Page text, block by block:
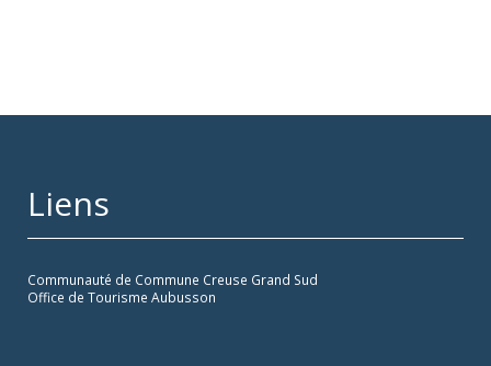
Liens
Communauté de Commune Creuse Grand Sud
Office de Tourisme Aubusson